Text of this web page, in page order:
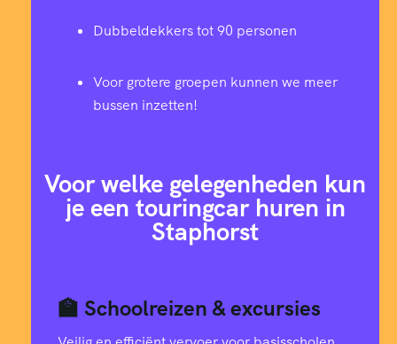
Dubbeldekkers tot 90 personen
Voor grotere groepen kunnen we meer
bussen inzetten!
Voor welke gelegenheden kun
je een touringcar huren in
Staphorst
🏫 Schoolreizen & excursies